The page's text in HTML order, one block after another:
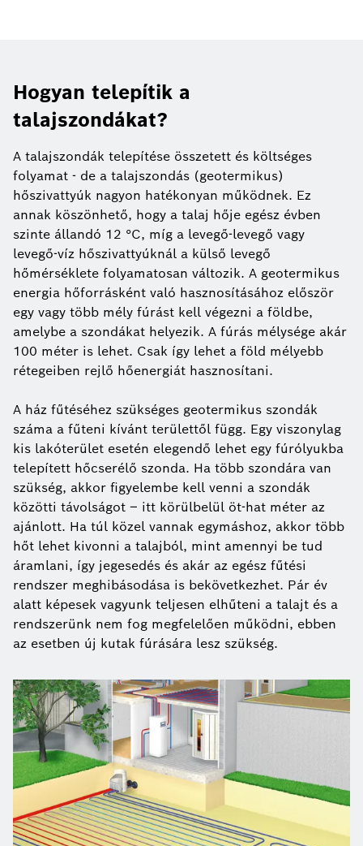
Hogyan telepítik a
talajszondákat?
A talajszondák telepítése összetett és költséges
folyamat - de a talajszondás (geotermikus)
hőszivattyúk nagyon hatékonyan működnek. Ez
annak köszönhető, hogy a talaj hője egész évben
szinte állandó 12 °C, míg a levegő-levegő vagy
levegő-víz hőszivattyúknál a külső levegő
hőmérséklete folyamatosan változik. A geotermikus
energia hőforrásként való hasznosításához először
egy vagy több mély fúrást kell végezni a földbe,
amelybe a szondákat helyezik. A fúrás mélysége akár
100 méter is lehet. Csak így lehet a föld mélyebb
rétegeiben rejlő hőenergiát hasznosítani.
A ház fűtéséhez szükséges geotermikus szondák
száma a fűteni kívánt területtől függ. Egy viszonylag
kis lakóterület esetén elegendő lehet egy fúrólyukba
telepített hőcserélő szonda. Ha több szondára van
szükség, akkor figyelembe kell venni a szondák
közötti távolságot – itt körülbelül öt-hat méter az
ajánlott. Ha túl közel vannak egymáshoz, akkor több
hőt lehet kivonni a talajból, mint amennyi be tud
áramlani, így jegesedés és akár az egész fűtési
rendszer meghibásodása is bekövetkezhet. Pár év
alatt képesek vagyunk teljesen elhűteni a talajt és a
rendszerünk nem fog megfelelően működni, ebben
az esetben új kutak fúrására lesz szükség.